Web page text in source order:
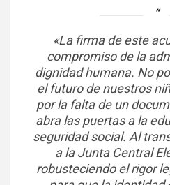
«La firma de este
compromiso de la
dignidad humana. No
el futuro de nuestros
por la falta de un
abra las puertas a la
seguridad social. Al
a la Junta Central
robusteciendo el rigor